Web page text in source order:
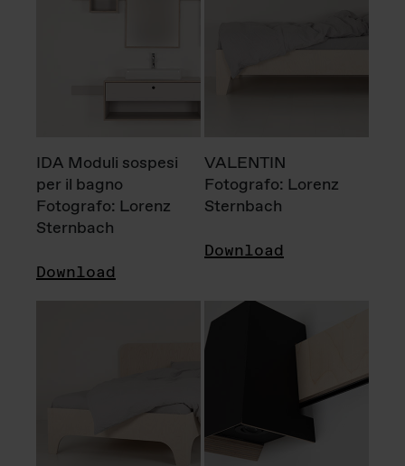
IDA Moduli sospesi
per il bagno
Fotografo: Lorenz
Sternbach
Download
VALENTIN
Fotografo: Lorenz
Sternbach
Download